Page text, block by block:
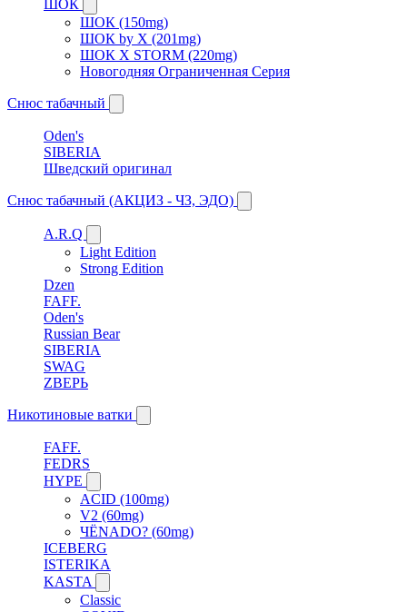
ШОК
ШОК (150mg)
ШОК by X (201mg)
ШОК X STORM (220mg)
Новогодняя Ограниченная Серия
Снюс табачный
Oden's
SIBERIA
Шведский оригинал
Снюс табачный (АКЦИЗ - ЧЗ, ЭДО)
A.R.Q
Light Edition
Strong Edition
Dzen
FAFF.
Oden's
Russian Bear
SIBERIA
SWAG
ZВЕРЬ
Никотиновые ватки
FAFF.
FEDRS
HYPE
ACID (100mg)
V2 (60mg)
ЧЁNADO? (60mg)
ICEBERG
ISTERIKA
KASTA
Classic